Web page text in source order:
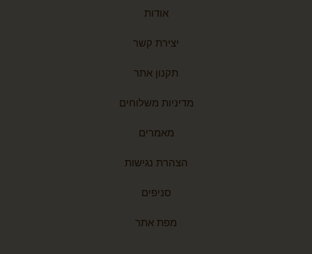
אודות
יצירת קשר
תקנון אתר
מדיניות משלוחים
מאמרים
הצהרת נגישות
סניפים
מפת אתר